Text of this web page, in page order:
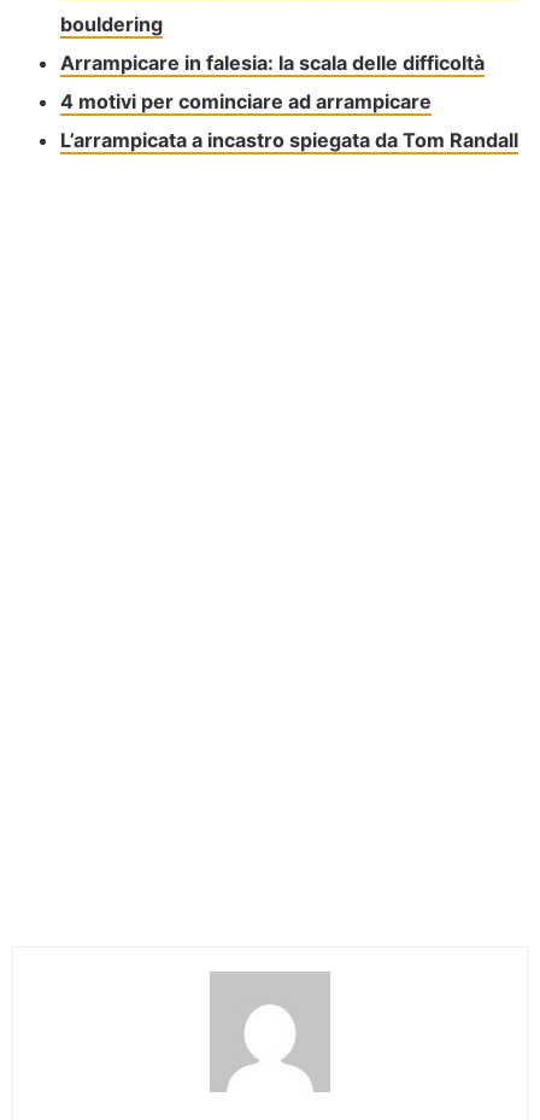
bouldering
Arrampicare in falesia: la scala delle difficoltà
4 motivi per cominciare ad arrampicare
L’arrampicata a incastro spiegata da Tom Randall